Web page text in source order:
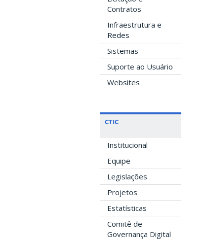
Contratos
Infraestrutura e
Redes
Sistemas
Suporte ao Usuário
Websites
CTIC
Institucional
Equipe
Legislações
Projetos
Estatísticas
Comitê de
Governança Digital